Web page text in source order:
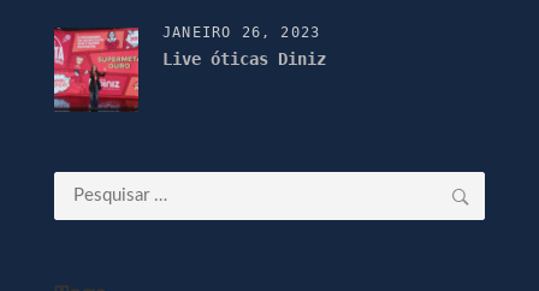
JANEIRO 26, 2023
Live óticas Diniz
Pesquisar
por: